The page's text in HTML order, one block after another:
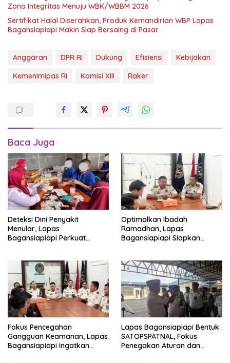
Zona Integritas Menuju WBK/WBBM 2026
Sertifikat Halal Diserahkan, Produk Kemandirian WBP Lapas
Bagansiapiapi Makin Siap Bersaing di Pasar
Anggaran DPR RI Dukung Efisiensi
Kebijakan
Kemenimipas RI
Komisi XIII Raker
Baca Juga
Deteksi Dini Penyakit
Menular, Lapas
Bagansiapiapi Perkuat
Optimalkan Ibadah
Ramadhan, Lapas
Bagansiapiapi Siapkan
Fokus Pencegahan
Gangguan Keamanan, Lapas
Bagansiapiapi Ingatkan
Lapas Bagansiapiapi Bentuk
SATOPSPATNAL, Fokus
Penegakan Aturan dan